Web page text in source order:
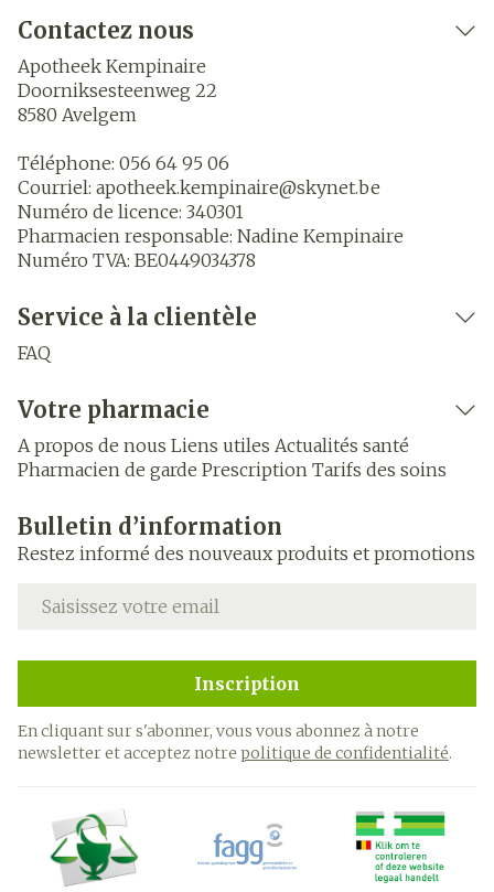
Contactez nous
Apotheek Kempinaire
Doorniksesteenweg 22
8580 Avelgem
Téléphone: 056 64 95 06
Courriel: apotheek.kempinaire@skynet.be
Numéro de licence: 340301
Pharmacien responsable: Nadine Kempinaire
Numéro TVA: BE0449034378
Service à la clientèle
FAQ
Votre pharmacie
A propos de nous Liens utiles Actualités santé
Pharmacien de garde Prescription Tarifs des soins
Bulletin d’information
Restez informé des nouveaux produits et promotions
Adresse mail
Inscription
En cliquant sur s'abonner, vous vous abonnez à notre
newsletter et acceptez notre politique de confidentialité.